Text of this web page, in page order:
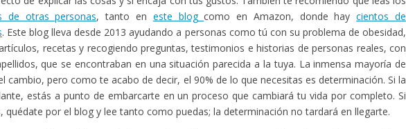
de otras personas, tanto en este blogcomo en Amazon, donde haycientos de
. Este blog lleva desde 2013 ayudando a personas como tú con su problema de obesidad,
recetas y recogiendo preguntas, testimonios e historias de personas reales, con
que se encontraban en una situación parecida a la tuya. La inmensa mayoría de
cambio, pero como te acabo de decir, el 90% de lo que necesitas es determinación. Si la
estás a punto de embarcarte en un proceso que cambiará tu vida por completo. Si
quédate por el blog y lee tanto como puedas; la determinación no tardará en llegarte.